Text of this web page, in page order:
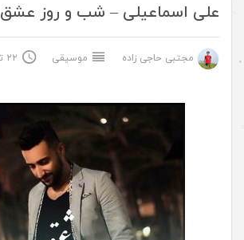
علی اسماعیلی – شب و روز عشق
مجتبی حاجی زاده موسیقی ۲۲ تیر ۱۳۹۷